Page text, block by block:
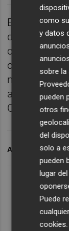
Lo Más
En el
de los
compitieron
clasificación
nuestro
albinegra
Castellón B
ARCHIVADO EN
como
y datos
sobre la
pueden
otros
del
solo a
pueden
lugar
Puede
cookies